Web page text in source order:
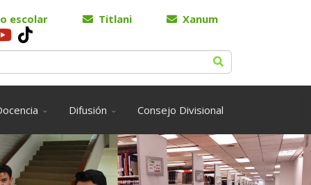
escolar Titlani Xanum
Difusión Consejo Divisional